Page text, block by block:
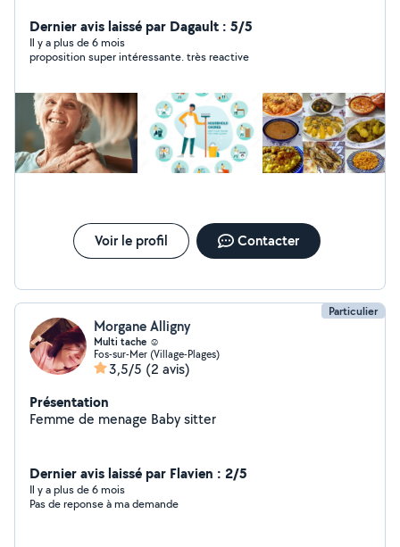
Dernier avis laissé par Dagault : 5/5
Il y a plus de 6 mois
proposition super intéressante. très reactive
Voir le profil Contacter
Particulier
Morgane Alligny
Multi tache ☺️
Fos-sur-Mer (Village-Plages)
3,5/5 (2 avis)
Présentation
Femme de menage Baby sitter
Dernier avis laissé par Flavien : 2/5
Il y a plus de 6 mois
Pas de reponse à ma demande